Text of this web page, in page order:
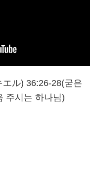
ル) 36:26-28(굳은
주시는 하나님)